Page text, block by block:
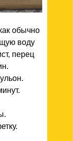
обычно
воду
перец